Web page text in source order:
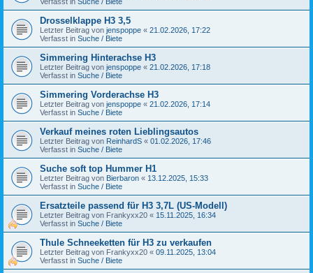
Drosselklappe H3 3,5
Letzter Beitrag von jenspoppe « 21.02.2026, 17:22
Verfasst in Suche / Biete
Simmering Hinterachse H3
Letzter Beitrag von jenspoppe « 21.02.2026, 17:18
Verfasst in Suche / Biete
Simmering Vorderachse H3
Letzter Beitrag von jenspoppe « 21.02.2026, 17:14
Verfasst in Suche / Biete
Verkauf meines roten Lieblingsautos
Letzter Beitrag von ReinhardS « 01.02.2026, 17:46
Verfasst in Suche / Biete
Suche soft top Hummer H1
Letzter Beitrag von Bierbaron « 13.12.2025, 15:33
Verfasst in Suche / Biete
Ersatzteile passend für H3 3,7L (US-Modell)
Letzter Beitrag von Frankyxx20 « 15.11.2025, 16:34
Verfasst in Suche / Biete
Thule Schneeketten für H3 zu verkaufen
Letzter Beitrag von Frankyxx20 « 09.11.2025, 13:04
Verfasst in Suche / Biete